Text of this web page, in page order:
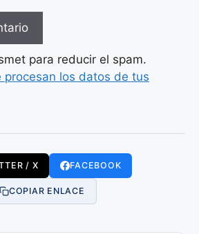
para reducir el spam.
procesan los datos de tus
/ X FACEBOOK
COPIAR ENLACE